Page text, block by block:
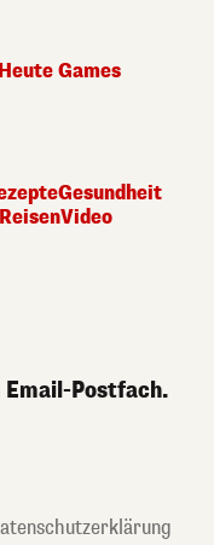
Heute Games
Gesundheit
ReisenVideo
Postfach.